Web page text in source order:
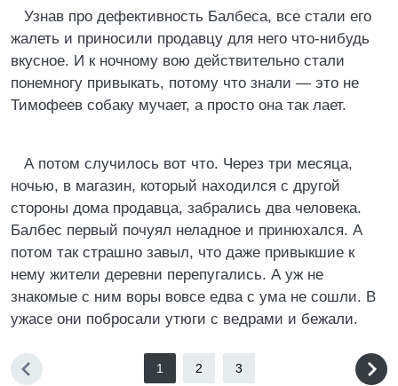
Узнав про дефективность Балбеса, все стали его
жалеть и приносили продавцу для него что-нибудь
вкусное. И к ночному вою действительно стали
понемногу привыкать, потому что знали — это не
Тимофеев собаку мучает, а просто она так лает.
А потом случилось вот что. Через три месяца,
ночью, в магазин, который находился с другой
стороны дома продавца, забрались два человека.
Балбес первый почуял неладное и принюхался. А
потом так страшно завыл, что даже привыкшие к
нему жители деревни перепугались. А уж не
знакомые с ним воры вовсе едва с ума не сошли. В
ужасе они побросали утюги с ведрами и бежали.
1 2 3